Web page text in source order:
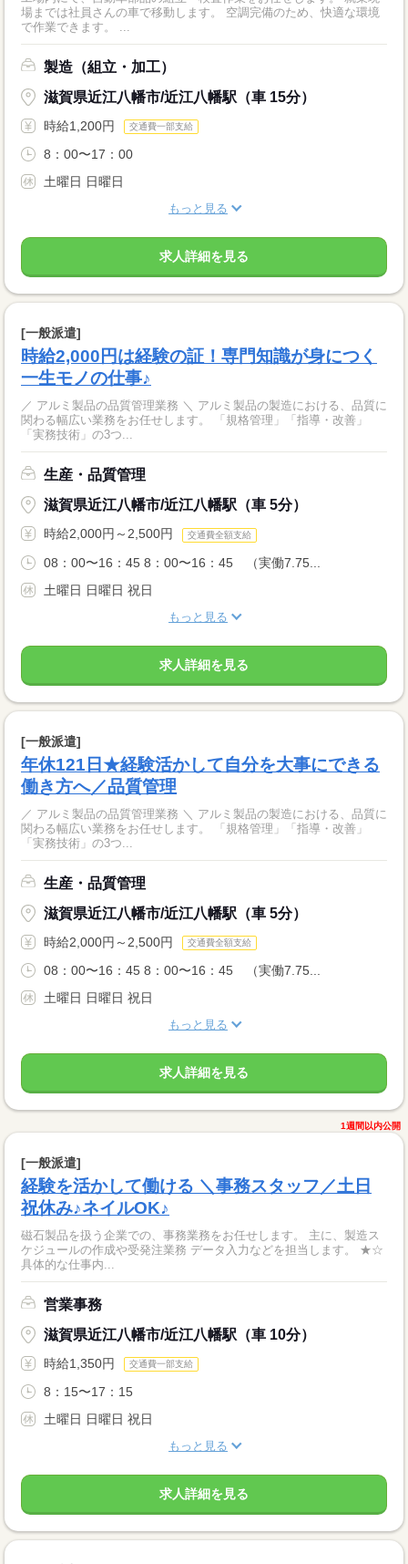
場までは社員さんの車で移動します。 空調完備のため、快適な環境
製造（組立・加工）
滋賀県近江八幡市/近江八幡駅（車 15分）
時給1,200円 交通費一部支給
8：00〜17：00
土曜日 日曜日
もっと見る
求人詳細を見る
[一般派遣]
時給2,000円は経験の証！専門知識が身につく
一生モノの仕事♪
／ アルミ製品の品質管理業務 ＼ アルミ製品の製造における、品質に
関わる幅広い業務をお任せします。 「規格管理」「指導・改善」
「実務技術」の3つ...
生産・品質管理
滋賀県近江八幡市/近江八幡駅（車 5分）
時給2,000円～2,500円 交通費全額支給
08：00〜16：45 8：00〜16：45 （実働7.75...
土曜日 日曜日 祝日
もっと見る
求人詳細を見る
[一般派遣]
年休121日★経験活かして自分を大事にできる
働き方へ／品質管理
／ アルミ製品の品質管理業務 ＼ アルミ製品の製造における、品質に
関わる幅広い業務をお任せします。 「規格管理」「指導・改善」
「実務技術」の3つ...
生産・品質管理
滋賀県近江八幡市/近江八幡駅（車 5分）
時給2,000円～2,500円 交通費全額支給
08：00〜16：45 8：00〜16：45 （実働7.75...
土曜日 日曜日 祝日
もっと見る
求人詳細を見る
1週間以内公開
[一般派遣]
経験を活かして働ける ＼事務スタッフ／土日
祝休み♪ネイルOK♪
磁石製品を扱う企業での、事務業務をお任せします。 主に、製造ス
ケジュールの作成や受発注業務 データ入力などを担当します。 ★☆
具体的な仕事内...
営業事務
滋賀県近江八幡市/近江八幡駅（車 10分）
時給1,350円 交通費一部支給
8：15〜17：15
土曜日 日曜日 祝日
もっと見る
求人詳細を見る